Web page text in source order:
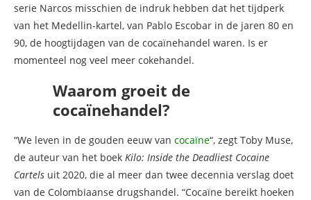
serie Narcos misschien de indruk hebben dat het tijdperk
van het Medellin-kartel, van Pablo Escobar in de jaren 80 en
90, de hoogtijdagen van de cocaïnehandel waren. Is er
momenteel nog veel meer cokehandel.
Waarom groeit de
cocaïnehandel?
“We leven in de gouden eeuw van cocaïne“, zegt Toby Muse,
de auteur van het boek Kilo: Inside the Deadliest Cocaine
Cartels uit 2020, die al meer dan twee decennia verslag doet
van de Colombiaanse drugshandel. “Cocaïne bereikt hoeken